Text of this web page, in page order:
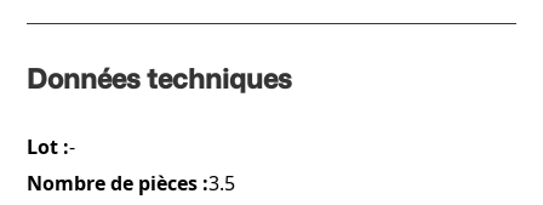
Données techniques
Lot :-
Nombre de pièces :3.5